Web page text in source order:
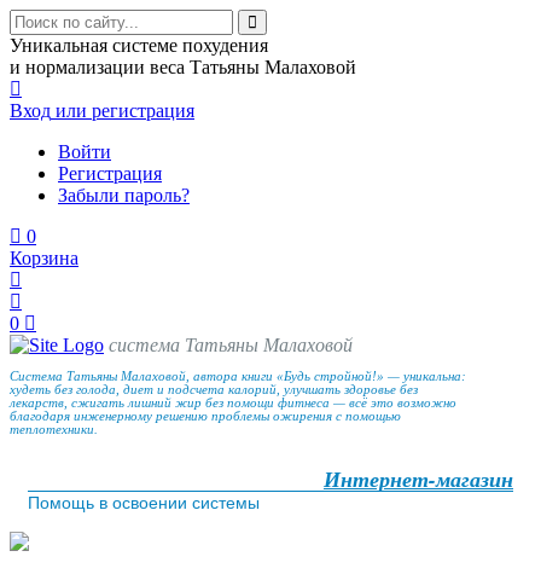
Уникальная системе похудения
и нормализации веса Татьяны Малаховой
Вход или регистрация
Войти
Регистрация
Забыли пароль?
0
Корзина
0
система Татьяны Малаховой
Система Татьяны Малаховой, автора книги «Будь стройной!» — уникальна:
худеть без голода, диет и подсчета калорий, улучшать здоровье без
лекарств, сжигать лишний жир без помощи фитнеса — всё это возможно
благодаря инженерному решению проблемы ожирения с помощью
теплотехники.
Интернет-магазин
Помощь в освоении системы